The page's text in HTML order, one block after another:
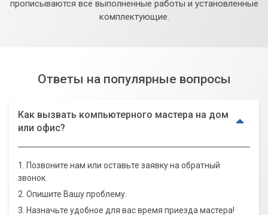
прописываются все выполненные работы и установленные
комплектующие.
Ответы на популярные вопросы
Как вызвать компьютерного мастера на дом
или офис?
1. Позвоните нам или оставьте заявку на обратный
звонок.
2. Опишите Вашу проблему.
3. Назначьте удобное для вас время приезда мастера!